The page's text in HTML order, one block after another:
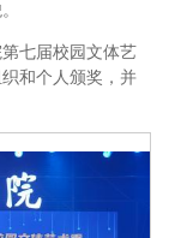
七届校园文体艺
和个人颁奖，并